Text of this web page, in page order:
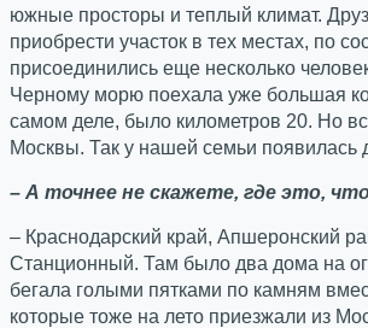
южные просторы и теплый климат.
приобрести участок в тех местах, по
присоединились еще несколько
Черному морю поехала уже большая
самом деле, было километров 20. Но
Москвы. Так у нашей семьи появилась
– А точнее не скажете, где это,
– Краснодарский край, Апшеронский
Станционный. Там было два дома на
бегала голыми пятками по камням
которые тоже на лето приезжали из